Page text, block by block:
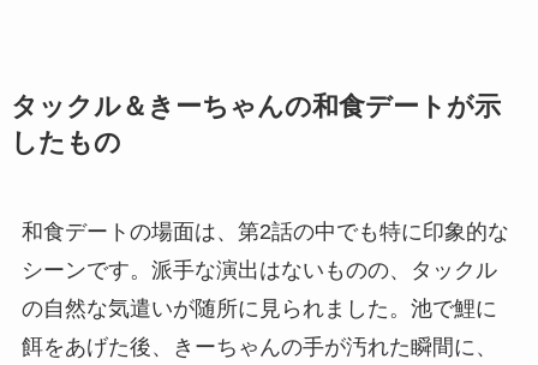
タックル＆きーちゃんの和食デートが示
したもの
和食デートの場面は、第2話の中でも特に印象的な
シーンです。派手な演出はないものの、タックル
の自然な気遣いが随所に見られました。池で鯉に
餌をあげた後、きーちゃんの手が汚れた瞬間に、